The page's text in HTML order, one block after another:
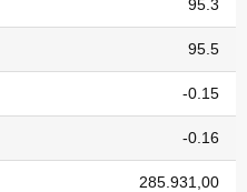
95.3
95.5
-0.15
-0.16
285.931,00